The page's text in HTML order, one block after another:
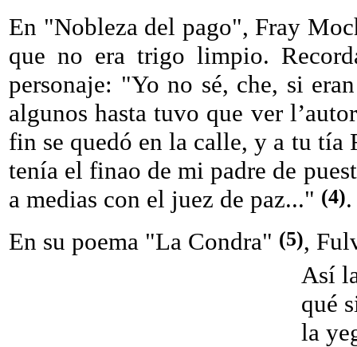
En "Nobleza del pago", Fray
que no era trigo limpio.
personaje: "Yo no sé, che, si
algunos hasta tuvo que ver
fin se quedó en la calle, y a tu tía
tenía el finao de mi padre de
a medias con el juez de paz..." (4).
En su poema "La Condra" (5),
Así
qué
la